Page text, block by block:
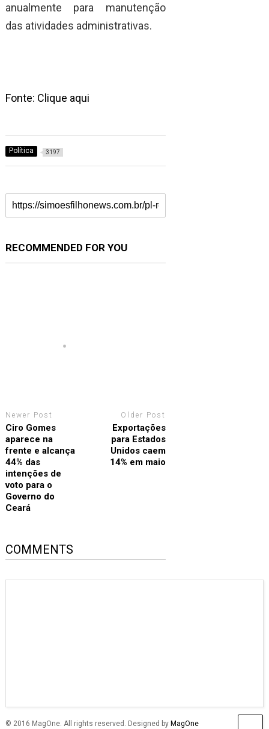
anualmente para manutenção
das atividades administrativas.
Fonte: Clique aqui
Política 3197
RECOMMENDED FOR YOU
Newer Post
Ciro Gomes
aparece na
frente e alcança
44% das
intenções de
voto para o
Governo do
Ceará
Older Post
Exportações
para Estados
Unidos caem
14% em maio
COMMENTS
© 2016 MagOne. All rights reserved. Designed by MagOne